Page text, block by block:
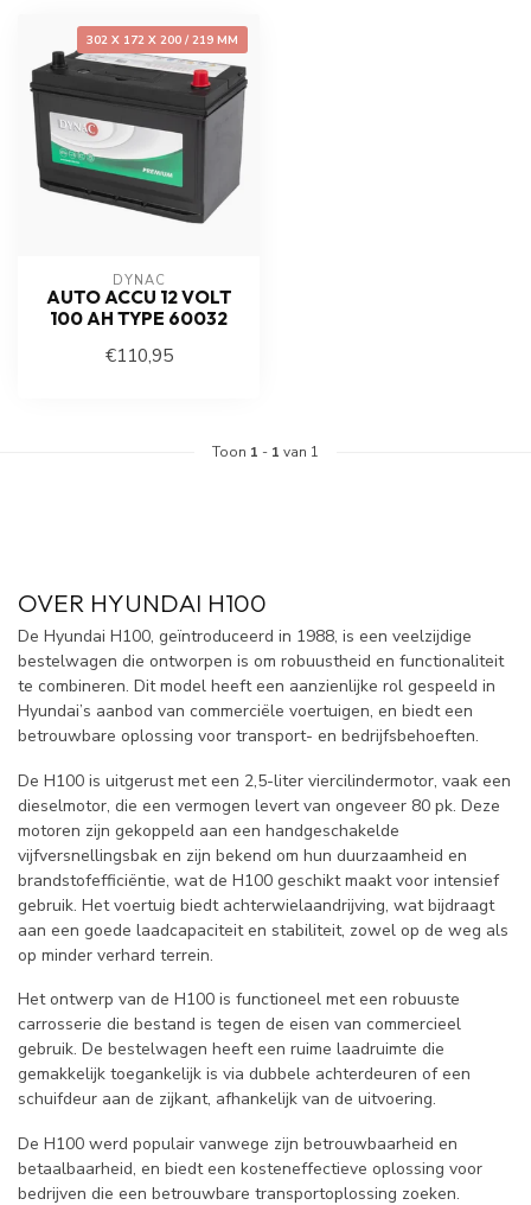
302 X 172 X 200 / 219 MM
DYNAC
AUTO ACCU 12 VOLT
100 AH TYPE 60032
€110,95
Toon 1 - 1 van 1
OVER HYUNDAI H100
De Hyundai H100, geïntroduceerd in 1988, is een veelzijdige
bestelwagen die ontworpen is om robuustheid en functionaliteit
te combineren. Dit model heeft een aanzienlijke rol gespeeld in
Hyundai’s aanbod van commerciële voertuigen, en biedt een
betrouwbare oplossing voor transport- en bedrijfsbehoeften.
De H100 is uitgerust met een 2,5-liter viercilindermotor, vaak een
dieselmotor, die een vermogen levert van ongeveer 80 pk. Deze
motoren zijn gekoppeld aan een handgeschakelde
vijfversnellingsbak en zijn bekend om hun duurzaamheid en
brandstofefficiëntie, wat de H100 geschikt maakt voor intensief
gebruik. Het voertuig biedt achterwielaandrijving, wat bijdraagt
aan een goede laadcapaciteit en stabiliteit, zowel op de weg als
op minder verhard terrein.
Het ontwerp van de H100 is functioneel met een robuuste
carrosserie die bestand is tegen de eisen van commercieel
gebruik. De bestelwagen heeft een ruime laadruimte die
gemakkelijk toegankelijk is via dubbele achterdeuren of een
schuifdeur aan de zijkant, afhankelijk van de uitvoering.
De H100 werd populair vanwege zijn betrouwbaarheid en
betaalbaarheid, en biedt een kosteneffectieve oplossing voor
bedrijven die een betrouwbare transportoplossing zoeken.